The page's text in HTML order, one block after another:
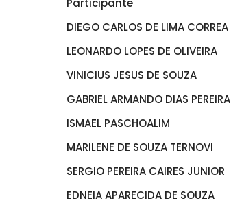
Participante
DIEGO CARLOS DE LIMA CORREA
LEONARDO LOPES DE OLIVEIRA
VINICIUS JESUS DE SOUZA
GABRIEL ARMANDO DIAS PEREIRA
ISMAEL PASCHOALIM
MARILENE DE SOUZA TERNOVI
SERGIO PEREIRA CAIRES JUNIOR
EDNEIA APARECIDA DE SOUZA